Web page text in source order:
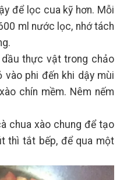
để lọc cua kỹ hơn. Mỗi
ml nước lọc, nhớ tách
thực vật trong chảo
vào phi đến khi dậy mùi
chín mềm. Nêm nếm
chua xào chung để tạo
thì tắt bếp, để qua một